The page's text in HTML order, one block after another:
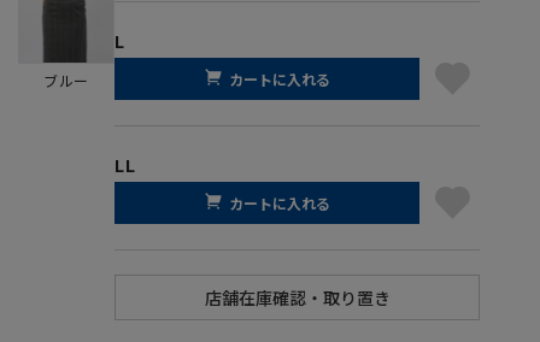
ブルー
L
カートに入れる
LL
カートに入れる